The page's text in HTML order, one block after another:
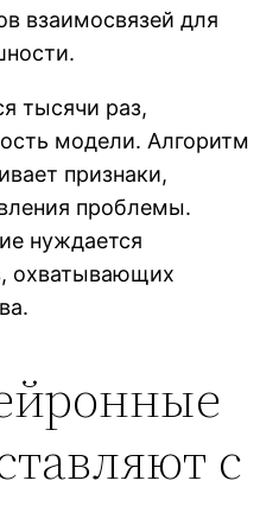
взаимосвязей для
тысячи раз,
модели. Алгоритм
признаки,
проблемы.
нуждается
охватывающих
с